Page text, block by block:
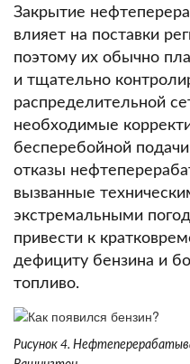
Закрытие
влияет на поставки
поэтому их обычно
и тщательно
распределительной
необходимые
бесперебойной
отказы
вызванные
экстремальными
привести к
дефициту бензина и
топливо.
Рисунок 4.